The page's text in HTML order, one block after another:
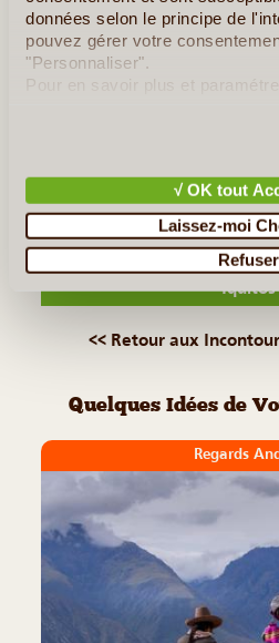
données selon le principe de
pouvez gérer votre
"Personnaliser".
Pour en savoir plus et
√ OK tout
Laissez-moi
Refuser
Figurant parmi les sept nouvelles
en 2007, le site de Machu Picchu
sud-américaines les plus
Lire la suite
La Réserve nationale
Iquitos
<< Retour aux
Quelques Idées de
Regards